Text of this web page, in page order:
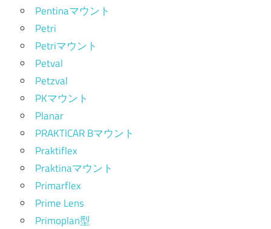
Pentinaマウント
Petri
Petriマウント
Petval
Petzval
PKマウント
Planar
PRAKTICAR Bマウント
Praktiflex
Praktinaマウント
Primarflex
Prime Lens
Primoplan型